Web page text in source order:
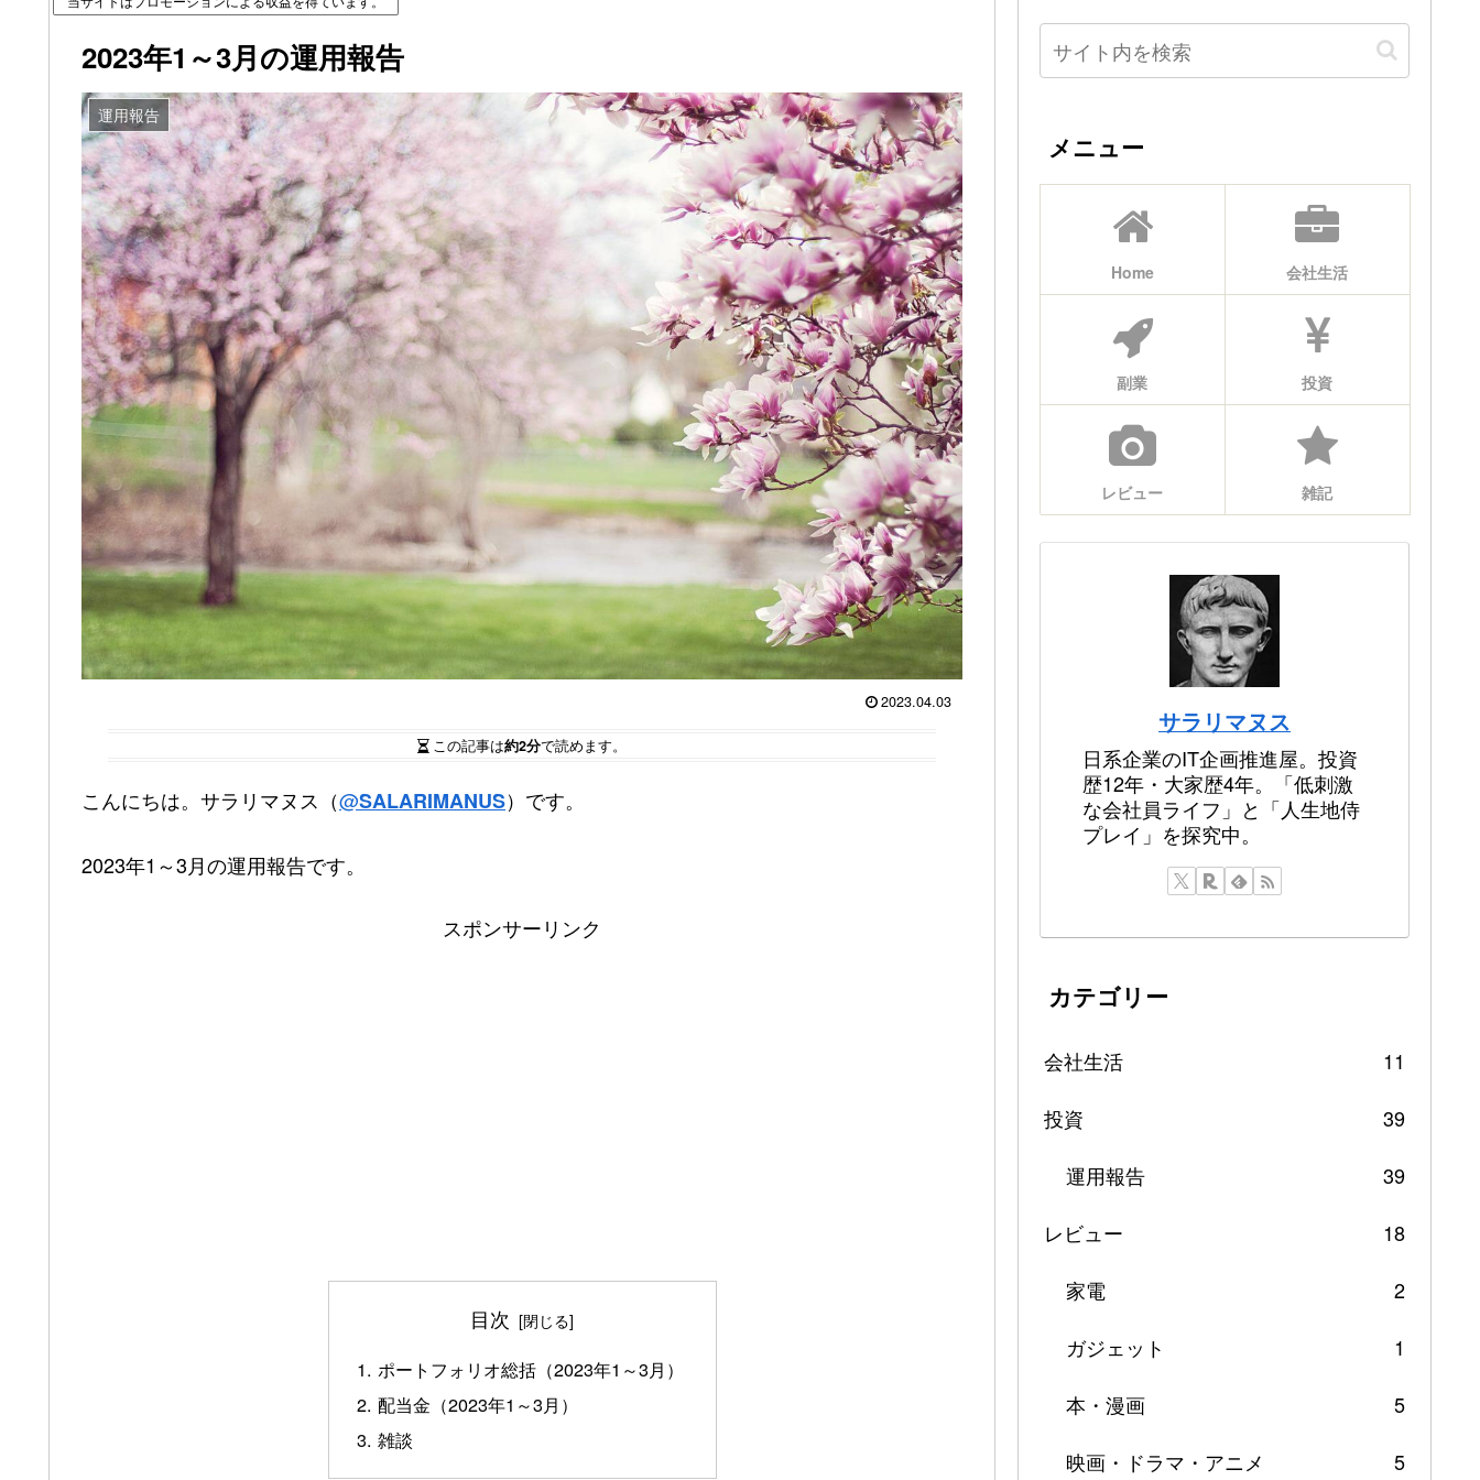
2023年1～3月の運用報告
運用報告
2023.04.03
この記事は約2分で読めます。
こんにちは。サラリマヌス（@SALARIMANUS）です。
2023年1～3月の運用報告です。
スポンサーリンク
目次
ポートフォリオ総括（2023年1～3月）
配当金（2023年1～3月）
雑談
メニュー
Home 会社生活
副業 投資
レビュー 雑記
サラリマヌス
日系企業のIT企画推進屋。投資
歴12年・大家歴4年。「低刺激
な会社員ライフ」と「人生地侍
プレイ」を探究中。
カテゴリー
会社生活
11
投資
39
運用報告
39
レビュー
18
家電
2
ガジェット
1
本・漫画
5
映画・ドラマ・アニメ
5